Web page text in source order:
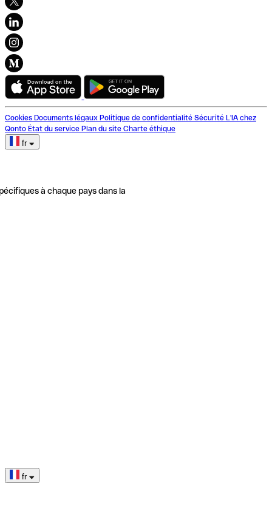
Cookies Documents légaux Politique de confidentialité Sécurité L'IA chez
Qonto État du service Plan du site Charte éthique
fr
à chaque pays dans la
fr